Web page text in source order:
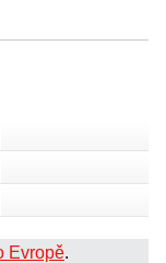
Evropě.